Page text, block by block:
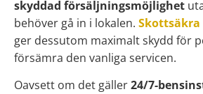
skyddad försäljningsmöjlighet
behöver gå in i lokalen.
ger dessutom maximalt skydd för
försämra den vanliga servicen.
Oavsett om det gäller24/7-